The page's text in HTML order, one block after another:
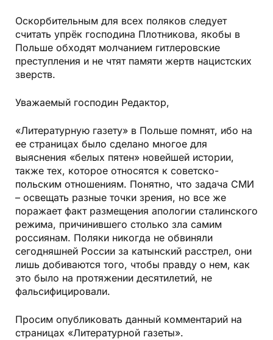
Оскорбительным для всех поляков следует
считать упрёк господина Плотникова, якобы в
Польше обходят молчанием гитлеровские
преступления и не чтят памяти жертв нацистских
зверств.
Уважаемый господин Редактор,
«Литературную газету» в Польше помнят, ибо на
ее страницах было сделано многое для
выяснения «белых пятен» новейшей истории,
также тех, которое относятся к советско-
польским отношениям. Понятно, что задача СМИ
– освещать разные точки зрения, но все же
поражает факт размещения апологии сталинского
режима, причинившего столько зла самим
россиянам. Поляки никогда не обвиняли
сегодняшней России за катынский расстрел, они
лишь добиваются того, чтобы правду о нем, как
это было на протяжении десятилетий, не
фальсифицировали.
Просим опубликовать данный комментарий на
страницах «Литературной газеты».